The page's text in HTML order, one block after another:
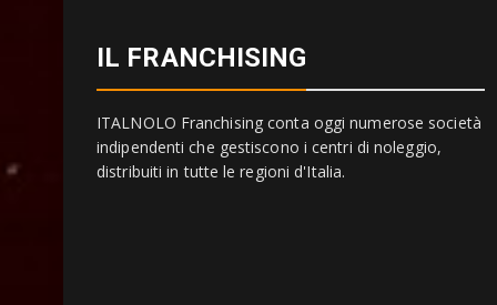
IL FRANCHISING
ITALNOLO Franchising conta oggi numerose società
indipendenti che gestiscono i centri di noleggio,
distribuiti in tutte le regioni d'Italia.